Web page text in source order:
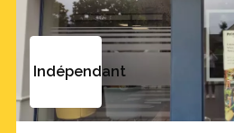
Indépendant